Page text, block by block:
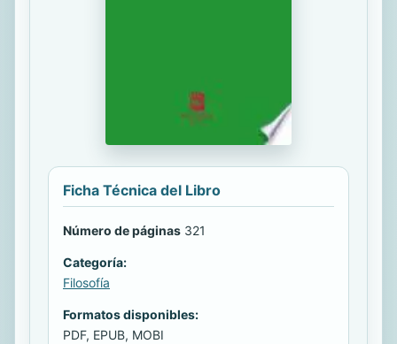
Ficha Técnica del Libro
Número de páginas 321
Categoría:
Filosofía
Formatos disponibles:
PDF, EPUB, MOBI